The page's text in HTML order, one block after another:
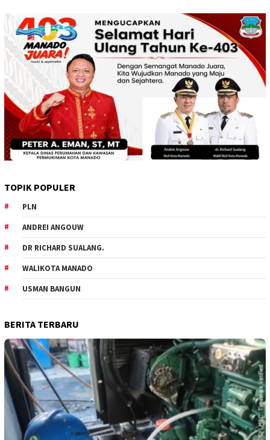
TOPIK POPULER
PLN
ANDREI ANGOUW
DR RICHARD SUALANG.
WALIKOTA MANADO
USMAN BANGUN
BERITA TERBARU